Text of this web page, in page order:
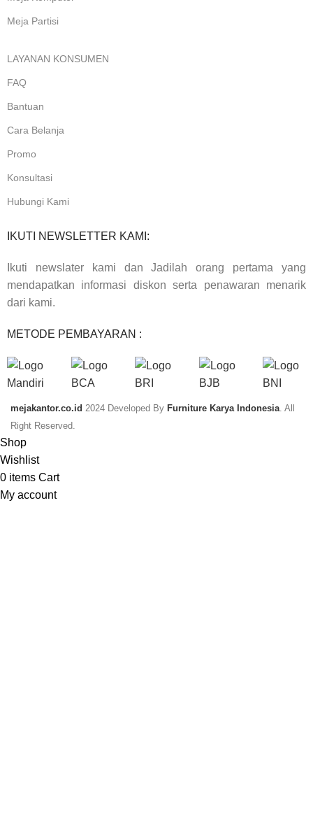
Meja Partisi
LAYANAN KONSUMEN
FAQ
Bantuan
Cara Belanja
Promo
Konsultasi
Hubungi Kami
IKUTI NEWSLETTER KAMI:
Ikuti newslater kami dan Jadilah orang pertama yang
mendapatkan informasi diskon serta penawaran menarik
dari kami.
METODE PEMBAYARAN :
mejakantor.co.id 2024 Developed By Furniture Karya Indonesia . All
Right Reserved.
Shop
Wishlist
0 items Cart
My account